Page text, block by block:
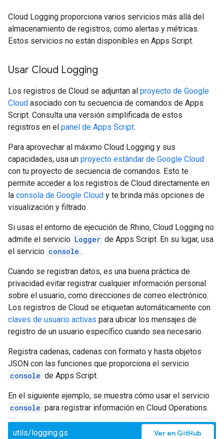
Cloud Logging proporciona varios servicios más allá del
almacenamiento de registros, como alertas y métricas.
Estos servicios no están disponibles en Apps Script.
Usar Cloud Logging
Los registros de Cloud se adjuntan al proyecto de Google
Cloud asociado con tu secuencia de comandos de Apps
Script. Consulta una versión simplificada de estos
registros en el panel de Apps Script.
Para aprovechar al máximo Cloud Logging y sus
capacidades, usa un proyecto estándar de Google Cloud
con tu proyecto de secuencia de comandos. Esto te
permite acceder a los registros de Cloud directamente en
la consola de Google Cloud y te brinda más opciones de
visualización y filtrado.
Si usas el entorno de ejecución de Rhino, Cloud Logging no
admite el servicio Logger de Apps Script. En su lugar, usa
el servicio console .
Cuando se registran datos, es una buena práctica de
privacidad evitar registrar cualquier información personal
sobre el usuario, como direcciones de correo electrónico.
Los registros de Cloud se etiquetan automáticamente con
claves de usuario activas para ubicar los mensajes de
registro de un usuario específico cuando sea necesario.
Registra cadenas, cadenas con formato y hasta objetos
JSON con las funciones que proporciona el servicio
console de Apps Script.
En el siguiente ejemplo, se muestra cómo usar el servicio
console para registrar información en Cloud Operations.
utils/logging.gs Ver en GitHub